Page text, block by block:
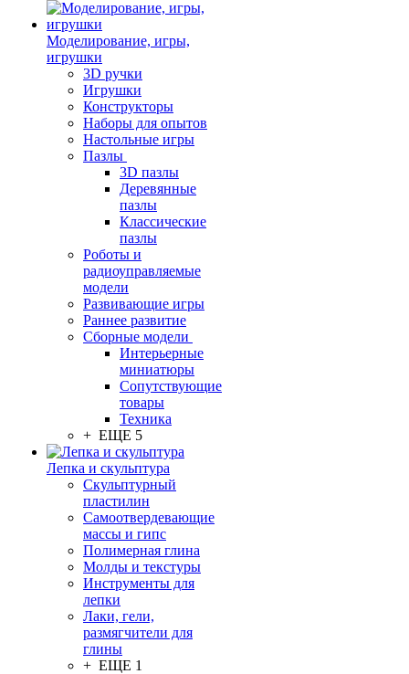
Моделирование, игры,
игрушки
3D ручки
Игрушки
Конструкторы
Наборы для опытов
Настольные игры
Пазлы
3D пазлы
Деревянные
пазлы
Классические
пазлы
Роботы и
радиоуправляемые
модели
Развивающие игры
Раннее развитие
Сборные модели
Интерьерные
миниатюры
Сопутствующие
товары
Техника
+ ЕЩЕ 5
Лепка и скульптура
Скульптурный
пластилин
Самоотвердевающие
массы и гипс
Полимерная глина
Молды и текстуры
Инструменты для
лепки
Лаки, гели,
размягчители для
глины
+ ЕЩЕ 1